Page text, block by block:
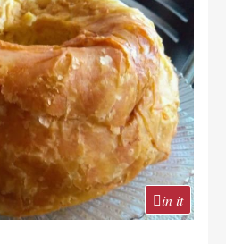
in it